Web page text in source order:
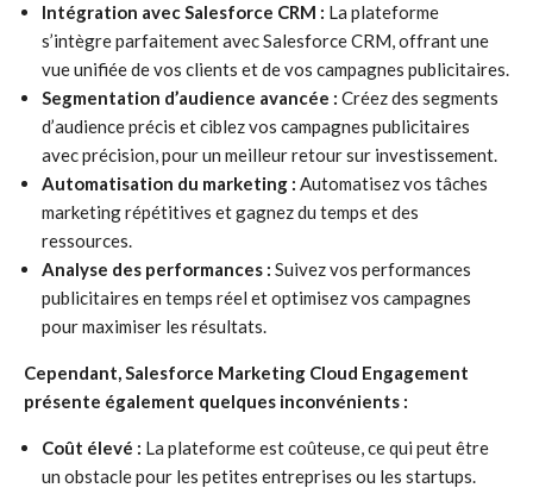
Intégration avec Salesforce CRM : La plateforme
s’intègre parfaitement avec Salesforce CRM, offrant une
vue unifiée de vos clients et de vos campagnes publicitaires.
Segmentation d’audience avancée : Créez des segments
d’audience précis et ciblez vos campagnes publicitaires
avec précision, pour un meilleur retour sur investissement.
Automatisation du marketing : Automatisez vos tâches
marketing répétitives et gagnez du temps et des
ressources.
Analyse des performances : Suivez vos performances
publicitaires en temps réel et optimisez vos campagnes
pour maximiser les résultats.
Cependant, Salesforce Marketing Cloud Engagement
présente également quelques inconvénients :
Coût élevé : La plateforme est coûteuse, ce qui peut être
un obstacle pour les petites entreprises ou les startups.